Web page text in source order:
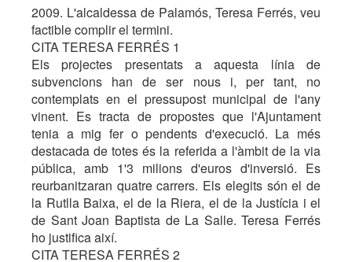
2009. L'alcaldessa de Palamós, Teresa Ferrés, veu
factible complir el termini.
CITA TERESA FERRÉS 1
Els projectes presentats a aquesta línia de
subvencions han de ser nous i, per tant, no
contemplats en el pressupost municipal de l'any
vinent. Es tracta de propostes que l'Ajuntament
tenia a mig fer o pendents d'execució. La més
destacada de totes és la referida a l'àmbit de la via
pública, amb 1'3 milions d'euros d'inversió. Es
reurbanitzaran quatre carrers. Els elegits són el de
la Rutlla Baixa, el de la Riera, el de la Justícia i el
de Sant Joan Baptista de La Salle. Teresa Ferrés
ho justifica així.
CITA TERESA FERRÉS 2